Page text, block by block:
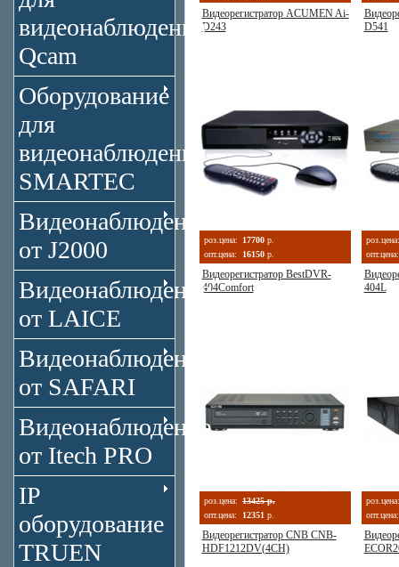
видеонаблюдения
Qcam
Оборудование
для
видеонаблюдения
SMARTEC
Видеонаблюдение
от J2000
Видеонаблюдение
от LAICE
Видеонаблюдение
от SAFARI
Видеонаблюдение
от Itech PRO
IP
оборудование
TRUEN
Видеорегистратор ACUMEN Ai-
D243
D541
роз.цена: 17700 р.
опт.цена:
16150 р.
Видеорегистратор BestDVR-
404Comfort
роз.цена:
опт.цена:
404L
роз.цена: 13425 р.
опт.цена:
12351 р.
Видеорегистратор CNB CNB-
HDF1212DV(4CH)
роз.цена:
опт.цена: